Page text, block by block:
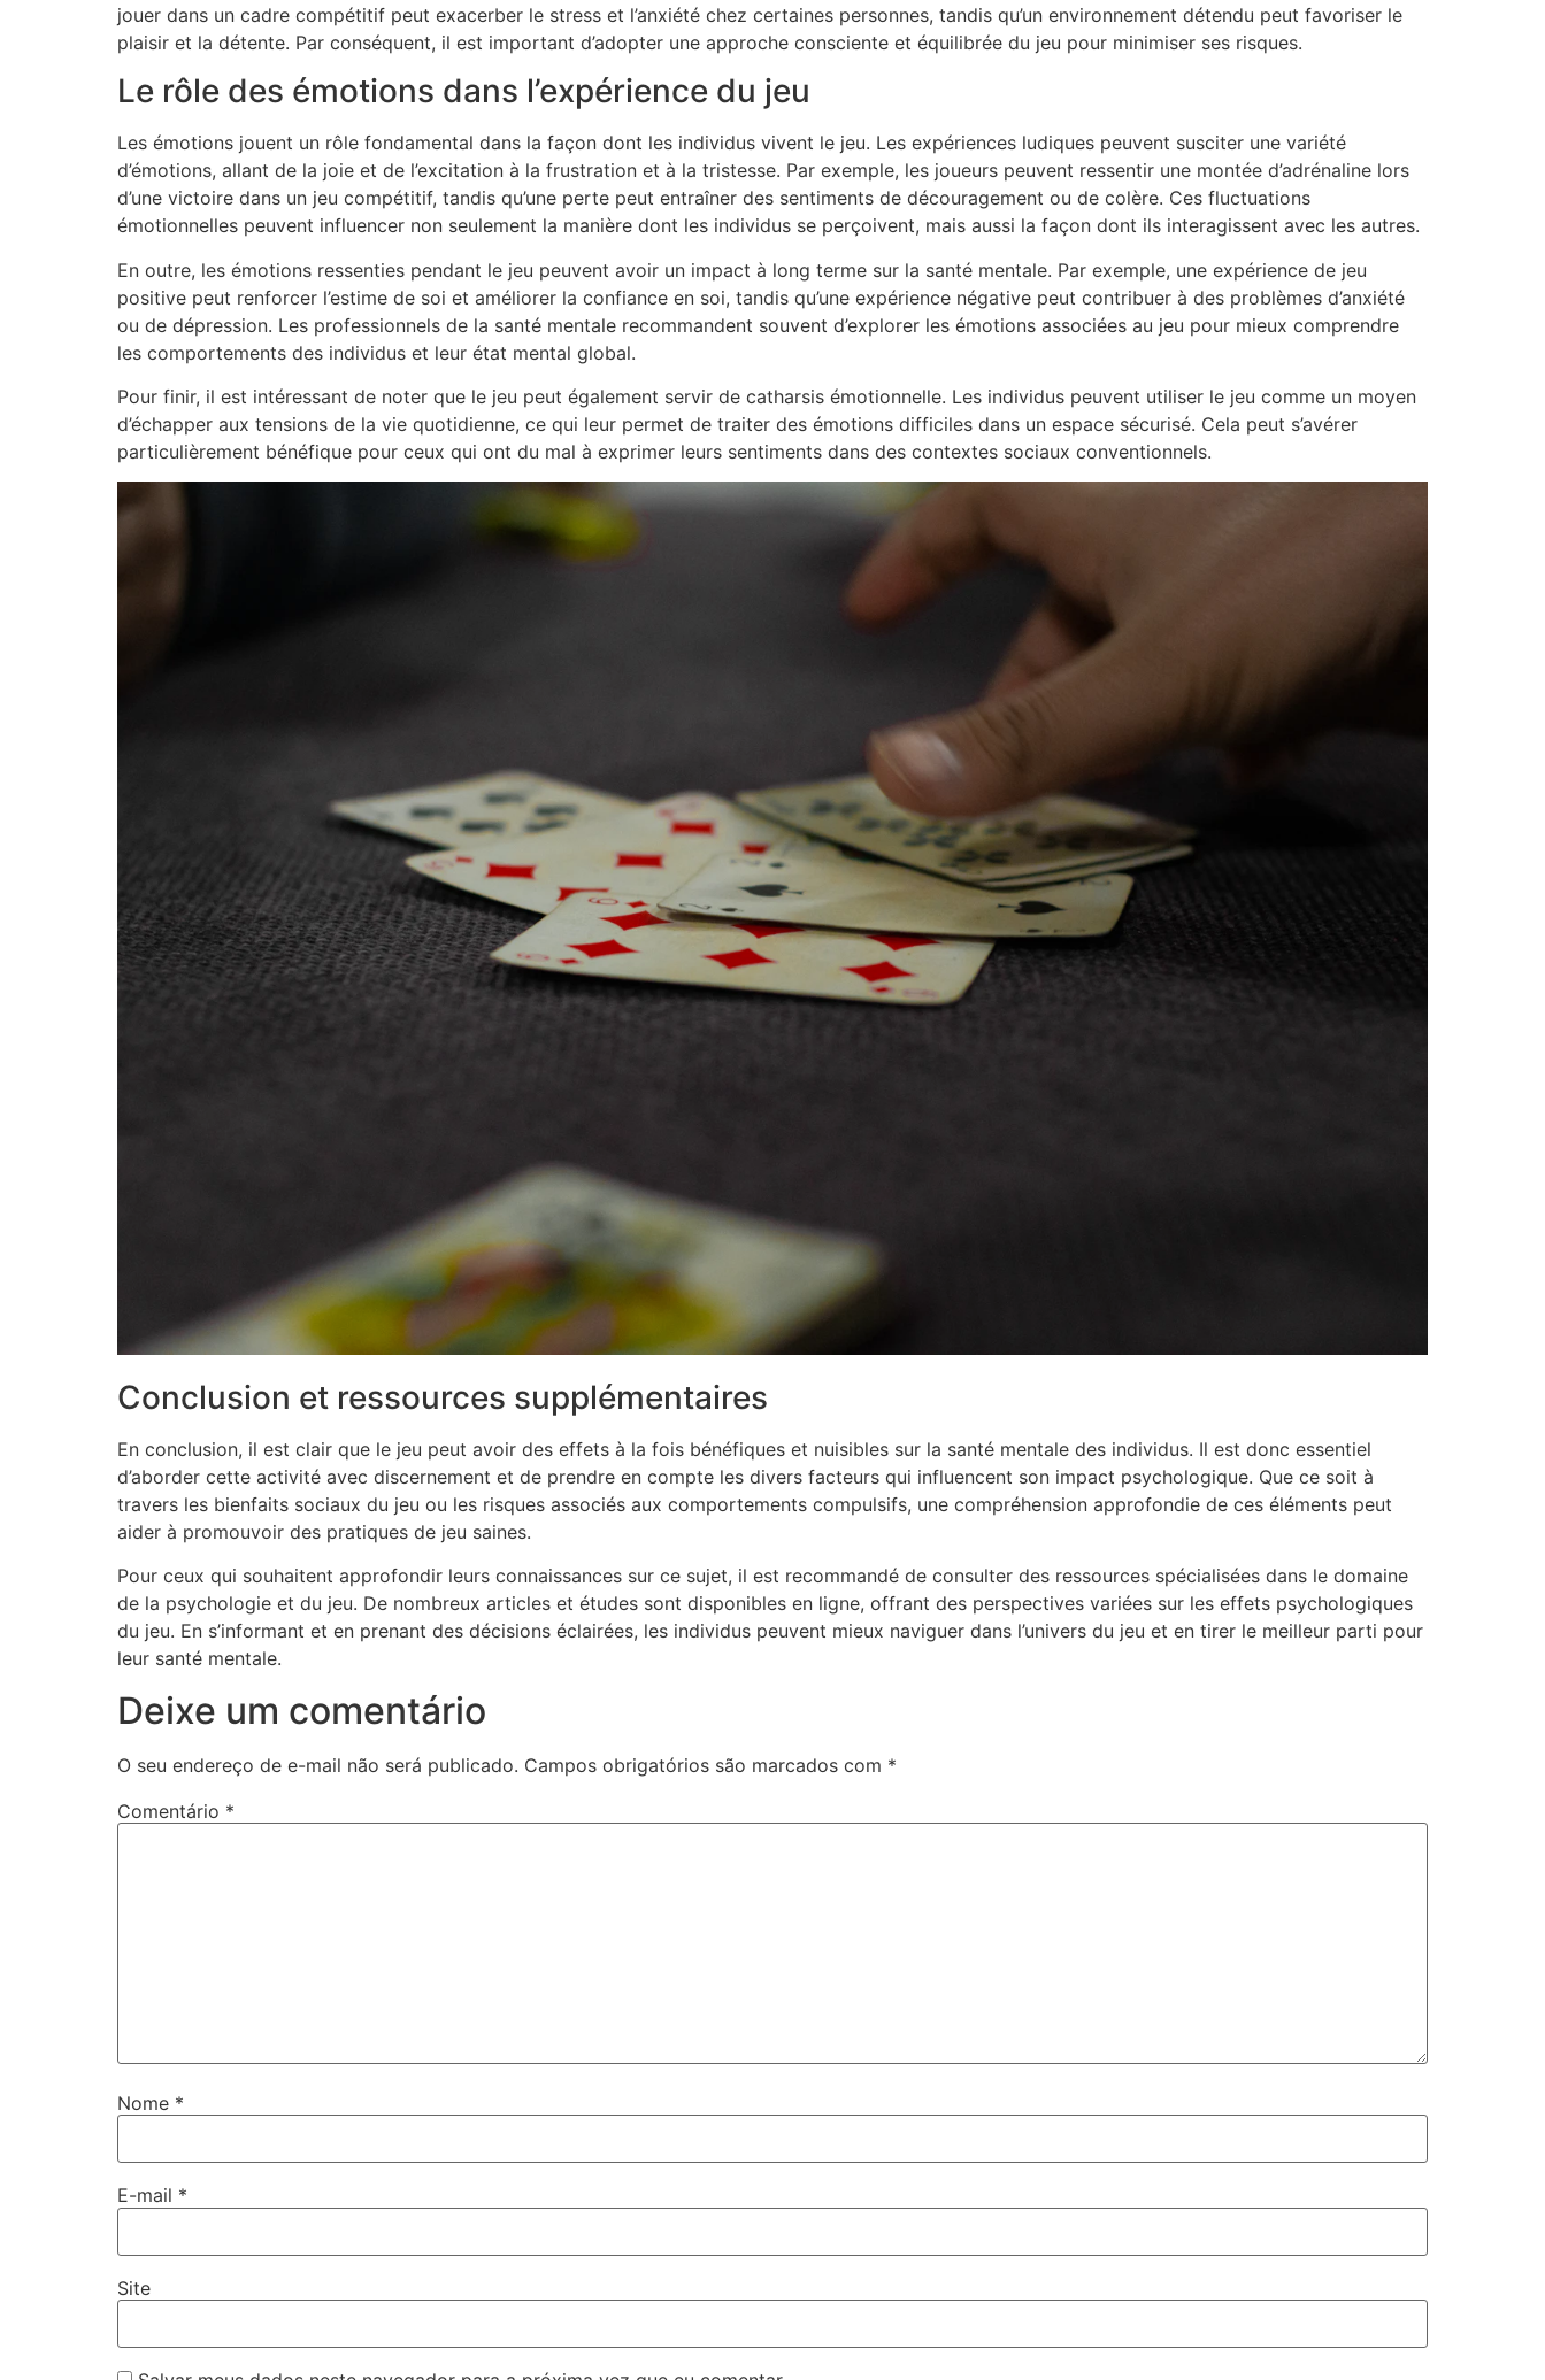
jouer dans un cadre compétitif peut exacerber le stress et l’anxiété chez certaines personnes, tandis qu’un environnement détendu peut favoriser le
plaisir et la détente. Par conséquent, il est important d’adopter une approche consciente et équilibrée du jeu pour minimiser ses risques.
Le rôle des émotions dans l’expérience du jeu
Les émotions jouent un rôle fondamental dans la façon dont les individus vivent le jeu. Les expériences ludiques peuvent susciter une variété
d’émotions, allant de la joie et de l’excitation à la frustration et à la tristesse. Par exemple, les joueurs peuvent ressentir une montée d’adrénaline lors
d’une victoire dans un jeu compétitif, tandis qu’une perte peut entraîner des sentiments de découragement ou de colère. Ces fluctuations
émotionnelles peuvent influencer non seulement la manière dont les individus se perçoivent, mais aussi la façon dont ils interagissent avec les autres.
En outre, les émotions ressenties pendant le jeu peuvent avoir un impact à long terme sur la santé mentale. Par exemple, une expérience de jeu
positive peut renforcer l’estime de soi et améliorer la confiance en soi, tandis qu’une expérience négative peut contribuer à des problèmes d’anxiété
ou de dépression. Les professionnels de la santé mentale recommandent souvent d’explorer les émotions associées au jeu pour mieux comprendre
les comportements des individus et leur état mental global.
Pour finir, il est intéressant de noter que le jeu peut également servir de catharsis émotionnelle. Les individus peuvent utiliser le jeu comme un moyen
d’échapper aux tensions de la vie quotidienne, ce qui leur permet de traiter des émotions difficiles dans un espace sécurisé. Cela peut s’avérer
particulièrement bénéfique pour ceux qui ont du mal à exprimer leurs sentiments dans des contextes sociaux conventionnels.
Conclusion et ressources supplémentaires
En conclusion, il est clair que le jeu peut avoir des effets à la fois bénéfiques et nuisibles sur la santé mentale des individus. Il est donc essentiel
d’aborder cette activité avec discernement et de prendre en compte les divers facteurs qui influencent son impact psychologique. Que ce soit à
travers les bienfaits sociaux du jeu ou les risques associés aux comportements compulsifs, une compréhension approfondie de ces éléments peut
aider à promouvoir des pratiques de jeu saines.
Pour ceux qui souhaitent approfondir leurs connaissances sur ce sujet, il est recommandé de consulter des ressources spécialisées dans le domaine
de la psychologie et du jeu. De nombreux articles et études sont disponibles en ligne, offrant des perspectives variées sur les effets psychologiques
du jeu. En s’informant et en prenant des décisions éclairées, les individus peuvent mieux naviguer dans l’univers du jeu et en tirer le meilleur parti pour
leur santé mentale.
Deixe um comentário
O seu endereço de e-mail não será publicado. Campos obrigatórios são marcados com *
Comentário *
Nome *
E-mail *
Site